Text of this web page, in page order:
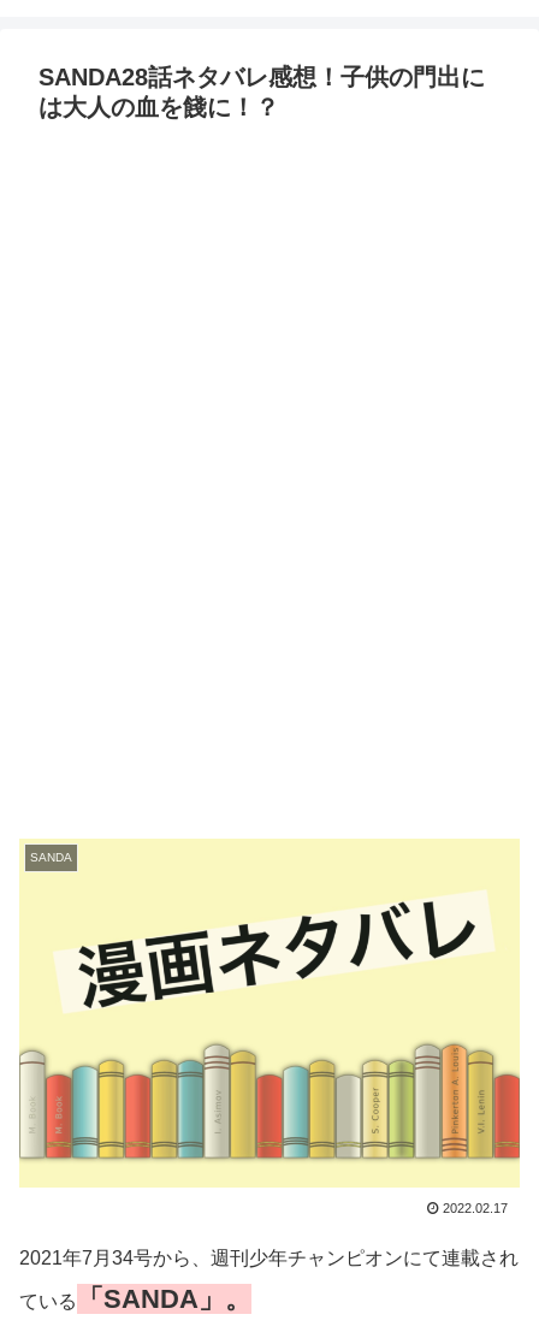
SANDA28話ネタバレ感想！子供の門出に
は大人の血を餞に！？
SANDA
2022.02.17
2021年7月34号から、週刊少年チャンピオンにて連載され
ている 「SANDA」。